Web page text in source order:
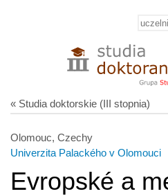
« Studia doktorskie (III stopnia)
Olomouc, Czechy
Univerzita Palackého v Olomouci
Evropské a